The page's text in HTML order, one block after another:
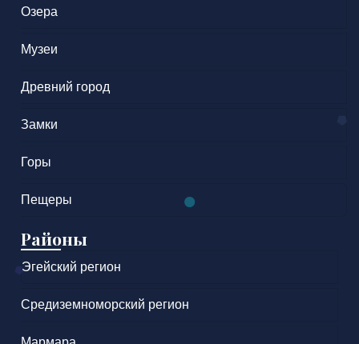
Озера
Музеи
Древний город
Замки
Горы
Пещеры
Районы
Эгейский регион
Средиземноморский регион